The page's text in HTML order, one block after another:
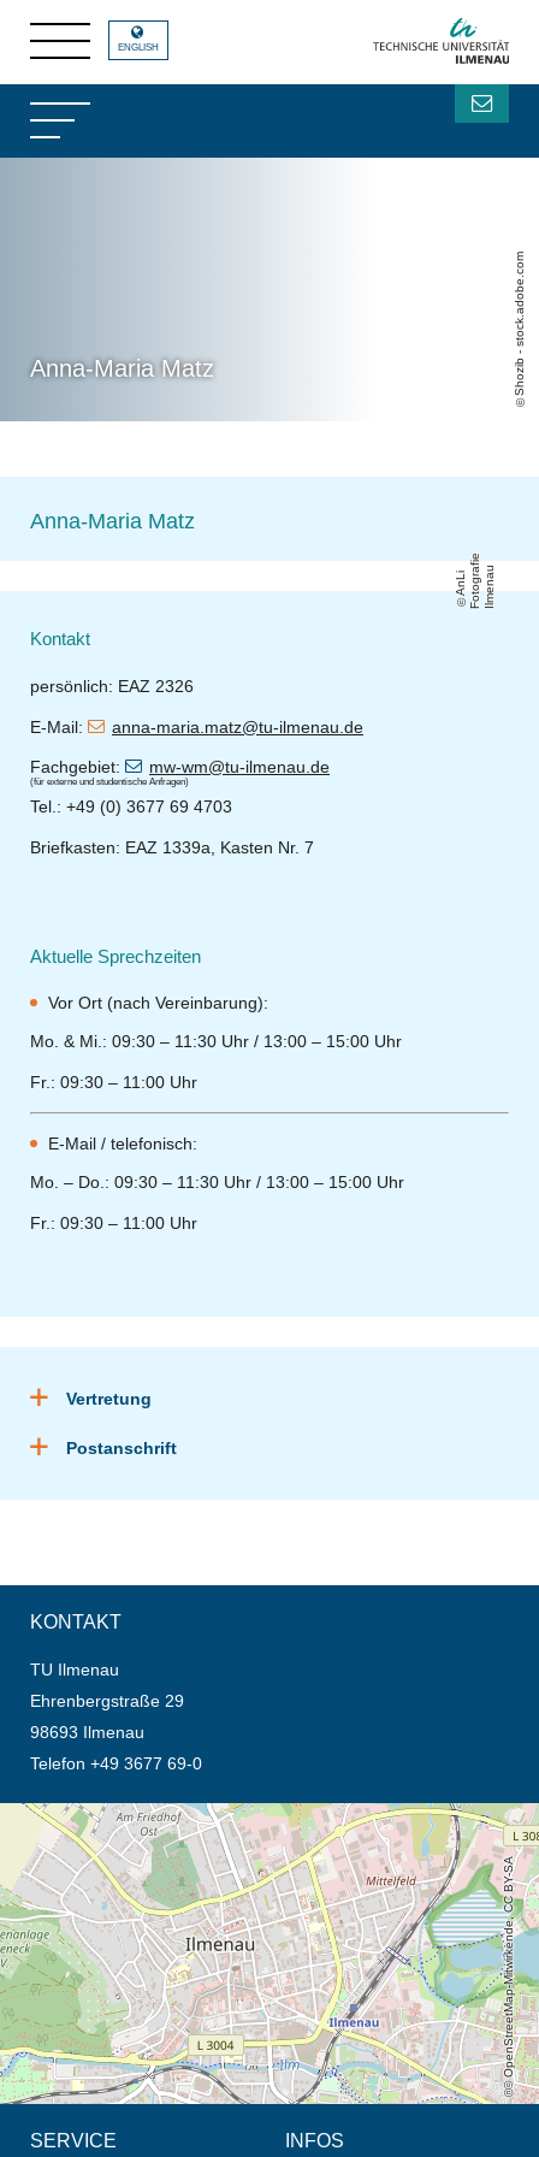
Anna-Maria Matz Shozib - stock.adobe.com
ENGLISH
Anna-Maria Matz
A
n
Li
F
o
t
o
g
r a
fie
Il
m
e
n
a u
Kontakt
persönlich: EAZ 2326
E-Mail: anna-maria.matz@tu-ilmenau.de
Fachgebiet: mw-wm@tu-ilmenau.de
(für externe und studentische Anfragen)
Tel.: +49 (0) 3677 69 4703
Briefkasten: EAZ 1339a, Kasten Nr. 7
Aktuelle Sprechzeiten
Vor Ort (nach Vereinbarung):
Mo. & Mi.: 09:30 – 11:30 Uhr / 13:00 – 15:00 Uhr
Fr.: 09:30 – 11:00 Uhr
E-Mail / telefonisch:
Mo. – Do.: 09:30 – 11:30 Uhr / 13:00 – 15:00 Uhr
Fr.: 09:30 – 11:00 Uhr
Vertretung
Postanschrift
KONTAKT
TU Ilmenau
Ehrenbergstraße 29
98693 Ilmenau
Telefon +49 3677 69-0
Öffnet die Anfahrtsbeschreibung in neuem Tab (Karte)
© OpenStreetMap-Mitwirkende, CC BY-SA
SERVICE INFOS